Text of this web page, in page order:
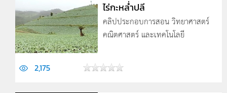
ไร่กะหล่ำปลี
คลิปประกอบการสอน วิทยาศาสตร์
คณิตศาสตร์ และเทคโนโลยี
2,175